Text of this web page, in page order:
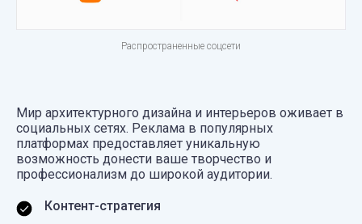
Распространенные соцсети
Мир архитектурного дизайна и интерьеров оживает в
социальных сетях. Реклама в популярных
платформах предоставляет уникальную
возможность донести ваше творчество и
профессионализм до широкой аудитории.
Контент-стратегия